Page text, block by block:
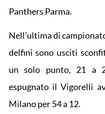
Panthers Parma.
Nell’ultima di
delfini sono usciti
un solo punto, 21 a
espugnato il Vigorelli
Milano per 54 a 12.